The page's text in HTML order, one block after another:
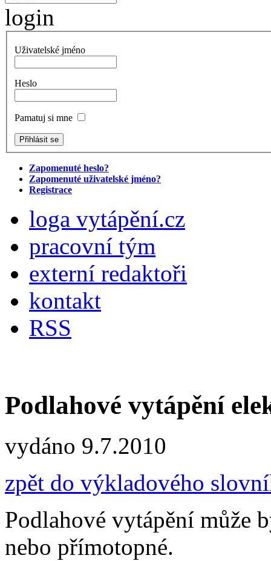
login
Uživatelské jméno
Heslo
Pamatuj si mne
Zapomenuté heslo?
Zapomenuté uživatelské jméno?
Registrace
loga vytápění.cz
pracovní tým
externí redaktoři
kontakt
RSS
Podlahové vytápění
vydáno 9.7.2010
zpět do výkladového
Podlahové vytápění může
nebo přímotopné.